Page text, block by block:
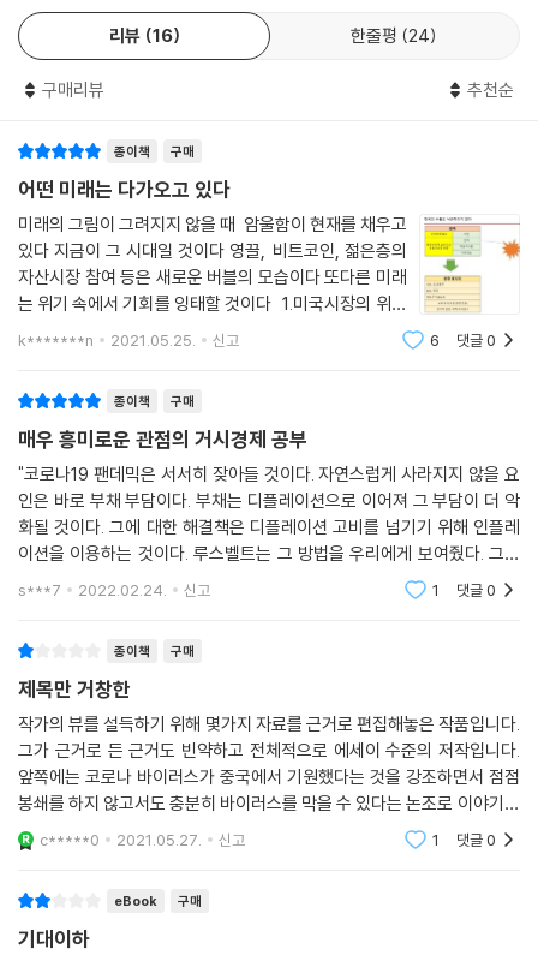
다. 봉쇄 조치로 생명을 구하고 피해를 막아 얻은 이익도 별 의미가 없을 것
이다. 실행할 수 있었지만 선택받지 못한 다른 정책들도 그와 똑같이 생명
만 명을 실직으로 내모는 정책을 추진하면서 약물, 알코올, 자살, 절망에
--- 26쪽
코로나19 위기와 경제 위기가 톱니바퀴 맞물리듯 하나로 얽혀 있는 지금
이 상황은 이전에 발생했던 위기와 다를 뿐 아니라 더 심각하다. 가장 분명
한 차이점은 바로 두 위기가 동시에 발생했다는 점이다. 사실 잘못된 판단
에 의해 시행된 코로나19 봉쇄가 경제 위기를 야기했다고 해도 과언이 아
니다. 대공황 시기에는 팬데믹이 발생하지 않았다. 아시아 독감이 대유행
순차적으로 발생했다면 모를까 동시에 발생한 적은 없었다. 현재 우리는
팬데믹과 불황을 동시에 겪는 것도 모자라 이제는 상황이 사회 혼란으로
확대될 기미까지 보이고 있다. 이는 단순한 우연이 아니다.
--- 328쪽
리뷰 16 한줄평 24
구매리뷰 추천순
종이책 구매
어떤 미래는 다가오고 있다
미래의 그림이 그려지지 않을 때 암울함이 현재를 채우고
있다 지금이 그 시대일 것이다 영끌, 비트코인, 젊은층의
자산시장 참여 등은 새로운 버블의 모습이다 또다른 미래
는 위기 속에서 기회를 잉태할 것이다 1.미국시장의 위축
은 한국의 주력제품(가전,전자,자동차 등)에 대한 수출
k*******n 2021.05.25. 신고 6 댓글0
종이책 구매
매우 흥미로운 관점의 거시경제 공부
"코로나19 팬데믹은 서서히 잦아들 것이다. 자연스럽게 사라지지 않을 요
인은 바로 부채 부담이다. 부채는 디플레이션으로 이어져 그 부담이 더 악
화될 것이다. 그에 대한 해결책은 디플레이션 고비를 넘기기 위해 인플레
이션을 이용하는 것이다. 루스벨트는 그 방법을 우리에게 보여줬다. 그의
해법은 금이었다. 오늘날 우리가 취할 수 있는 해법도 결국은 금이다."일단
s***7 2022.02.24. 신고 1 댓글0
종이책 구매
제목만 거창한
작가의 뷰를 설득하기 위해 몇가지 자료를 근거로 편집해놓은 작품입니다.
그가 근거로 든 근거도 빈약하고 전체적으로 에세이 수준의 저작입니다.
앞쪽에는 코로나 바이러스가 중국에서 기원했다는 것을 강조하면서 점점
봉쇄를 하지 않고서도 충분히 바이러스를 막을 수 있다는 논조로 이야기를
하고 있습니다. 이 부분에서 여러 비약들이 나오고 내용이 산만하여 읽기
가 어려워 집니
c*****0 2021.05.27. 신고 1 댓글0
eBook 구매
기대이하